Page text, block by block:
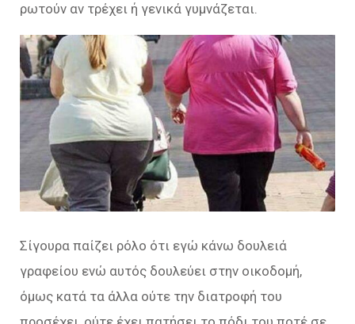
ρωτούν αν τρέχει ή γενικά γυμνάζεται.
Σίγουρα παίζει ρόλο ότι εγώ κάνω δουλειά
γραφείου ενώ αυτός δουλεύει στην οικοδομή,
όμως κατά τα άλλα ούτε την διατροφή του